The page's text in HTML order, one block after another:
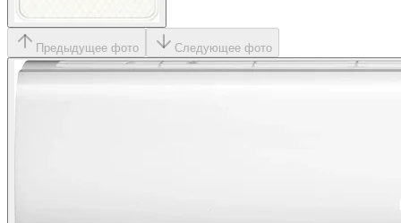
Предыдущее фото Следующее фото